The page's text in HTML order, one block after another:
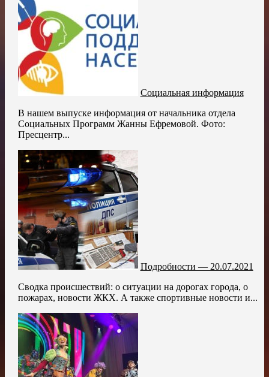
Социальная информация
В нашем выпуске информация от начальника отдела
Социальных Программ Жанны Ефремовой. Фото:
Пресцентр...
Подробности — 20.07.2021
Сводка происшествий: о ситуации на дорогах города, о
пожарах, новости ЖКХ. А также спортивные новости и...